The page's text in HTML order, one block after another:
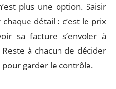
plus une option. Saisir
détail : c’est le prix
sa facture s’envoler à
à chacun de décider
pour garder le contrôle.